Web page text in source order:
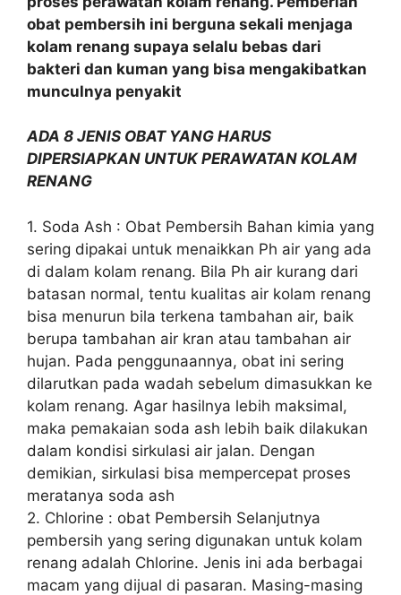
obat pembersih ini berguna sekali menjaga
kolam renang supaya selalu bebas dari
bakteri dan kuman yang bisa mengakibatkan
munculnya penyakit
ADA 8 JENIS OBAT YANG HARUS
DIPERSIAPKAN UNTUK PERAWATAN KOLAM
RENANG
1. Soda Ash : Obat Pembersih Bahan kimia yang
sering dipakai untuk menaikkan Ph air yang ada
di dalam kolam renang. Bila Ph air kurang dari
batasan normal, tentu kualitas air kolam renang
bisa menurun bila terkena tambahan air, baik
berupa tambahan air kran atau tambahan air
hujan. Pada penggunaannya, obat ini sering
dilarutkan pada wadah sebelum dimasukkan ke
kolam renang. Agar hasilnya lebih maksimal,
maka pemakaian soda ash lebih baik dilakukan
dalam kondisi sirkulasi air jalan. Dengan
demikian, sirkulasi bisa mempercepat proses
meratanya soda ash
2. Chlorine : obat Pembersih Selanjutnya
pembersih yang sering digunakan untuk kolam
renang adalah Chlorine. Jenis ini ada berbagai
macam yang dijual di pasaran. Masing-masing